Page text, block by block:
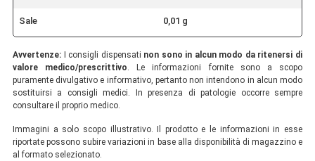
Sale 0,01 g
Avvertenze: I consigli dispensati non sono in alcun modo da ritenersi di
valore medico/prescrittivo. Le informazioni fornite sono a scopo
puramente divulgativo e informativo, pertanto non intendono in alcun modo
sostituirsi a consigli medici. In presenza di patologie occorre sempre
consultare il proprio medico.
Immagini a solo scopo illustrativo. Il prodotto e le informazioni in esse
riportate possono subire variazioni in base alla disponibilità di magazzino e
al formato selezionato.